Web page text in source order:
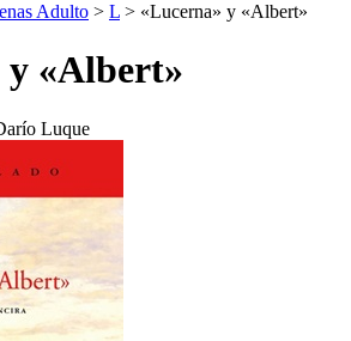
Adulto > L > «Lucerna» y «Albert»
y «Albert»
Luque